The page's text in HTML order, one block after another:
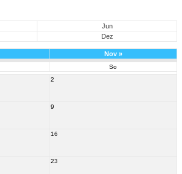
Jun
Dez
Nov»
So
2
9
16
23